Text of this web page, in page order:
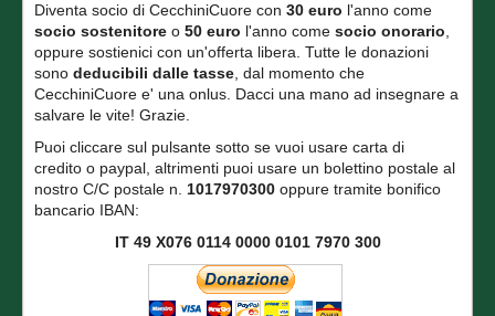
Diventa socio di CecchiniCuore con 30 euro l'anno come
socio sostenitore o 50 euro l'anno come socio onorario,
oppure sostienici con un'offerta libera. Tutte le donazioni
sono deducibili dalle tasse, dal momento che
CecchiniCuore e' una onlus. Dacci una mano ad insegnare a
salvare le vite! Grazie.
Puoi cliccare sul pulsante sotto se vuoi usare carta di
credito o paypal, altrimenti puoi usare un bolettino postale al
nostro C/C postale n. 1017970300 oppure tramite bonifico
bancario IBAN:
IT 49 X076 0114 0000 0101 7970 300